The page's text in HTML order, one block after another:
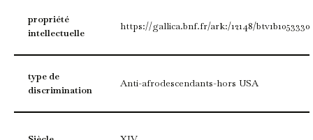
propriété
intellectuelle
https://gallica.bnf.fr/ark:/12148/
type de
discrimination
Anti-afrodescendants-hors USA